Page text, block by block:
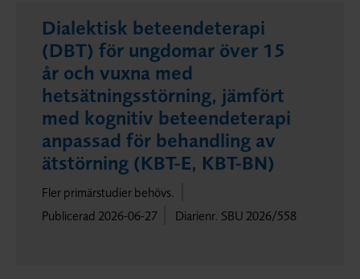
Dialektisk beteendeterapi
(DBT) för ungdomar över 15
år och vuxna med
hetsätningsstörning, jämfört
med kognitiv beteendeterapi
anpassad för behandling av
ätstörning (KBT-E, KBT-BN)
Fler primärstudier behövs.
Publicerad 2026-06-27
Diarienr. SBU 2026/558